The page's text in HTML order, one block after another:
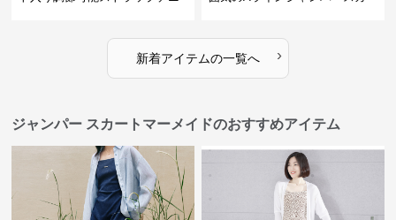
新着アイテムの一覧へ ›
ジャンパー スカートマーメイドのおすすめアイテム